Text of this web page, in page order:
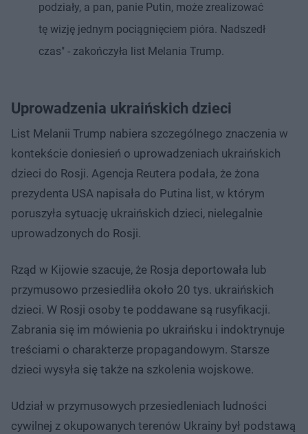
podziały, a pan, panie Putin, może zrealizować
tę wizję jednym pociągnięciem pióra. Nadszedł
czas" - zakończyła list Melania Trump.
Uprowadzenia ukraińskich dzieci
List Melanii Trump nabiera szczególnego znaczenia w
kontekście doniesień o uprowadzeniach ukraińskich
dzieci do Rosji. Agencja Reutera podała, że żona
prezydenta USA napisała do Putina list, w którym
poruszyła sytuację ukraińskich dzieci, nielegalnie
uprowadzonych do Rosji.
Rząd w Kijowie szacuje, że Rosja deportowała lub
przymusowo przesiedliła około 20 tys. ukraińskich
dzieci. W Rosji osoby te poddawane są rusyfikacji.
Zabrania się im mówienia po ukraińsku i indoktrynuje
treściami o charakterze propagandowym. Starsze
dzieci wysyła się także na szkolenia wojskowe.
Udział w przymusowych przesiedleniach ludności
cywilnej z okupowanych terenów Ukrainy był podstawą